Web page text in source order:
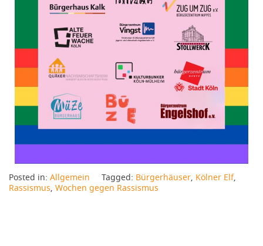
Posted in: Allgemein Tagged: Bürgerhäuser, Kölner Elf,
Rassismus, Wochen gegen Rassismus